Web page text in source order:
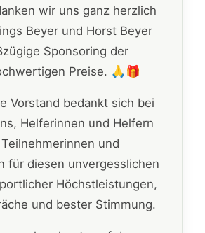
wir uns ganz herzlich
Beyer und Horst Beyer
Sponsoring der
Preise. 🙏🎁
Vorstand bedankt sich bei
Helferinnen und Helfern
und
für diesen unvergesslichen
Höchstleistungen,
und bester Stimmung.